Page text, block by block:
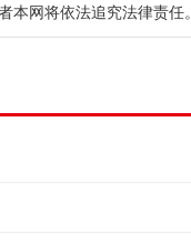
网将依法追究法律责任。